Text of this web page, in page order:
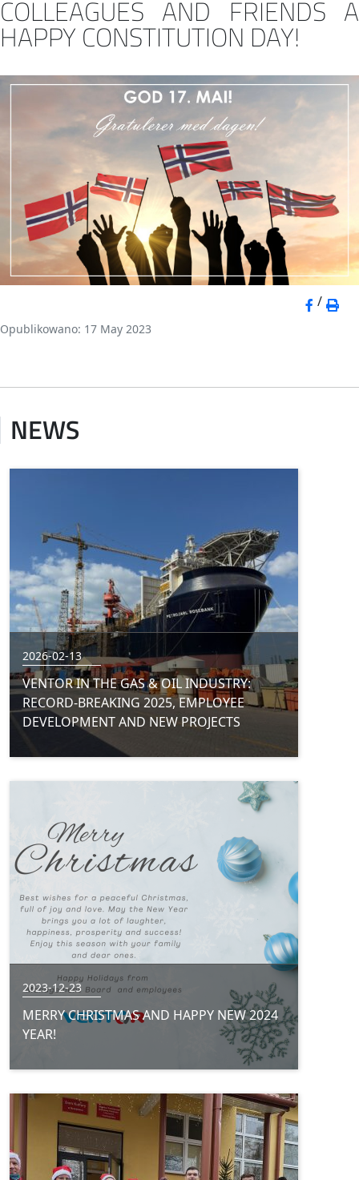
COLLEAGUES AND FRIENDS A
HAPPY CONSTITUTION DAY!
/
Opublikowano: 17 May 2023
NEWS
2026-02-13
VENTOR IN THE GAS & OIL INDUSTRY:
RECORD-BREAKING 2025, EMPLOYEE
DEVELOPMENT AND NEW PROJECTS
2023-12-23
MERRY CHRISTMAS AND HAPPY NEW 2024
YEAR!